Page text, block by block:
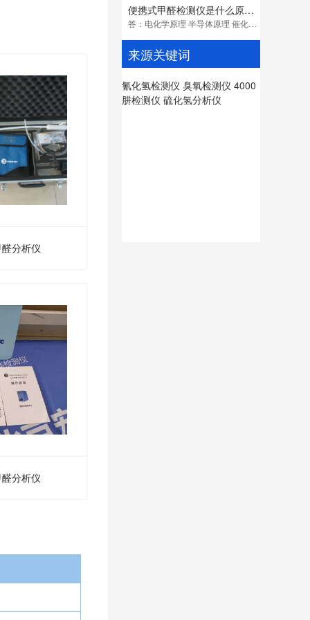
分析仪
分析仪
便携式甲醛检测仪是什么原理？
来源关键词
氰化氢检测仪 臭氧检测仪 4000
肼检测仪 硫化氢分析仪